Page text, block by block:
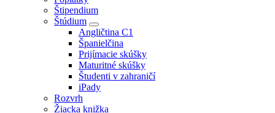
Štipendium
Štúdium
Angličtina C1
Španielčina
Prijímacie skúšky
Maturitné skúšky
Študenti v zahraničí
iPady
Rozvrh
Žiacka knižka